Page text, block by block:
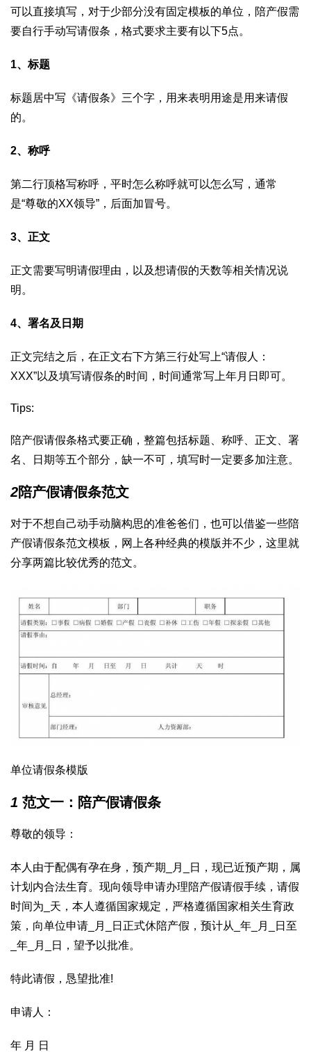
可以直接填写，对于少部分没有固定模板的单位，陪产假需
要自行手动写请假条，格式要求主要有以下5点。
1、标题
标题居中写《请假条》三个字，用来表明用途是用来请假
的。
2、称呼
第二行顶格写称呼，平时怎么称呼就可以怎么写，通常
是“尊敬的XX领导”，后面加冒号。
3、正文
正文需要写明请假理由，以及想请假的天数等相关情况说
明。
4、署名及日期
正文完结之后，在正文右下方第三行处写上“请假人：
XXX”以及填写请假条的时间，时间通常写上年月日即可。
Tips:
陪产假请假条格式要正确，整篇包括标题、称呼、正文、署
名、日期等五个部分，缺一不可，填写时一定要多加注意。
2陪产假请假条范文
对于不想自己动手动脑构思的准爸爸们，也可以借鉴一些陪
产假请假条范文模板，网上各种经典的模版并不少，这里就
分享两篇比较优秀的范文。
单位请假条模版
1 范文一：陪产假请假条
尊敬的领导：
本人由于配偶有孕在身，预产期_月_日，现已近预产期，属
计划内合法生育。现向领导申请办理陪产假请假手续，请假
时间为_天，本人遵循国家规定，严格遵循国家相关生育政
策，向单位申请_月_日正式休陪产假，预计从_年_月_日至
_年_月_日，望予以批准。
特此请假，恳望批准!
申请人：
年 月 日